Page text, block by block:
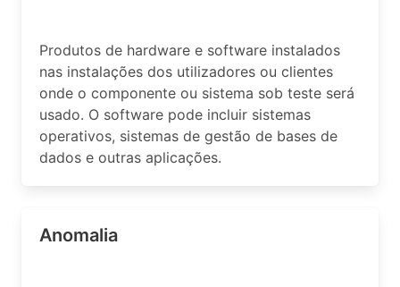
Produtos de hardware e software instalados
nas instalações dos utilizadores ou clientes
onde o componente ou sistema sob teste será
usado. O software pode incluir sistemas
operativos, sistemas de gestão de bases de
dados e outras aplicações.
Anomalia